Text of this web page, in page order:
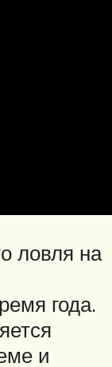
ловля на
года.
и